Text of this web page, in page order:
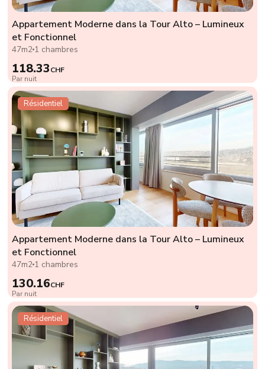
Appartement Moderne dans la Tour Alto – Lumineux
et Fonctionnel
47m2 1 chambres
118.33CHF
Par nuit
Résidentiel
Appartement Moderne dans la Tour Alto – Lumineux
et Fonctionnel
47m2 1 chambres
130.16CHF
Par nuit
Résidentiel